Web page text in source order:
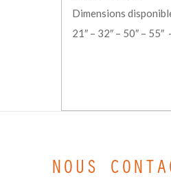
Dimensions
21″ – 32″ – 50″ – 55″
NOUS